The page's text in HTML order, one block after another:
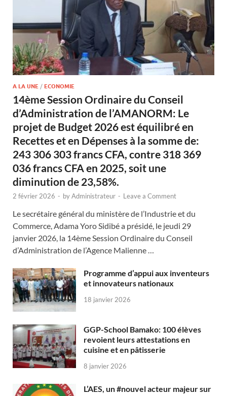
A LA UNE / ECONOMIE
14ème Session Ordinaire du Conseil
d’Administration de l’AMANORM: Le
projet de Budget 2026 est équilibré en
Recettes et en Dépenses à la somme de:
243 306 303 francs CFA, contre 318 369
036 francs CFA en 2025, soit une
diminution de 23,58%.
2 février 2026 - byAdministrateur - Leave a Comment
Le secrétaire général du ministère de l’Industrie et du
Commerce, Adama Yoro Sidibé a présidé, le jeudi 29
janvier 2026, la 14ème Session Ordinaire du Conseil
d’Administration de l’Agence Malienne …
Programme d’appui aux inventeurs
et innovateurs nationaux
18 janvier 2026
GGP-School Bamako: 100 élèves
revoient leurs attestations en
cuisine et en pâtisserie
8 janvier 2026
L’AES, un #nouvel acteur majeur sur